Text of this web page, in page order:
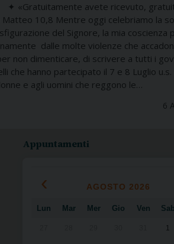
«Gratuitamente avete ricevuto,
Matteo 10,8 Mentre oggi celebriamo la
del Signore, la mia coscienza
dalle molte violenze che
non dimenticare, di scrivere a tutti i
che hanno partecipato il 7 e 8 Luglio u.s.
e agli uomini che reggono le…
6
Appuntamenti
‹ AGOSTO 2026
Lun Mar Mer Gio Ven Sab
1